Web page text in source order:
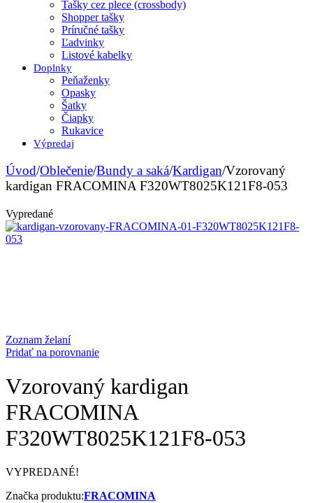
Tašky cez plece (crossbody)
Shopper tašky
Príručné tašky
Ľadvinky
Listové kabelky
Doplnky
Peňaženky
Opasky
Šatky
Čiapky
Rukavice
Výpredaj
Úvod/Oblečenie/Bundy a saká/Kardigan/Vzorovaný
kardigan FRACOMINA F320WT8025K121F8-053
Vypredané
Zoznam želaní
Pridať na porovnanie
Vzorovaný kardigan
FRACOMINA
F320WT8025K121F8-053
VYPREDANÉ!
Značka produktu:FRACOMINA